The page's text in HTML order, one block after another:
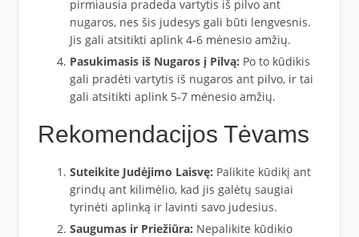
pirmiausia pradeda vartytis iš pilvo ant
nugaros, nes šis judesys gali būti lengvesnis.
Jis gali atsitikti aplink 4-6 mėnesio amžių.
Pasukimasis iš Nugaros į Pilvą: Po to kūdikis
gali pradėti vartytis iš nugaros ant pilvo, ir tai
gali atsitikti aplink 5-7 mėnesio amžių.
Rekomendacijos Tėvams
Suteikite Judėjimo Laisvę: Palikite kūdikį ant
grindų ant kilimėlio, kad jis galėtų saugiai
tyrinėti aplinką ir lavinti savo judesius.
Saugumas ir Priežiūra: Nepalikite kūdikio